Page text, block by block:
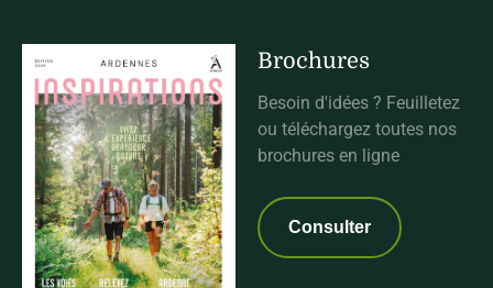
Brochures
Besoin d'idées ? Feuilletez
ou téléchargez toutes nos
brochures en ligne
Consulter